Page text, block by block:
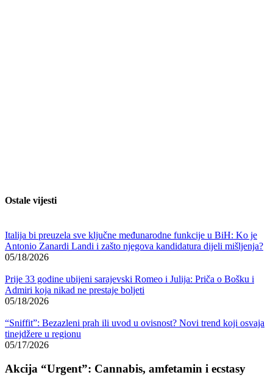
Ostale vijesti
Italija bi preuzela sve ključne međunarodne funkcije u BiH: Ko je
Antonio Zanardi Landi i zašto njegova kandidatura dijeli mišljenja?
05/18/2026
Prije 33 godine ubijeni sarajevski Romeo i Julija: Priča o Bošku i
Admiri koja nikad ne prestaje boljeti
05/18/2026
“Sniffit”: Bezazleni prah ili uvod u ovisnost? Novi trend koji osvaja
tinejdžere u regionu
05/17/2026
Akcija “Urgent”: Cannabis, amfetamin i ecstasy